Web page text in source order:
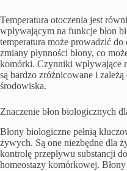
Temperatura otoczenia jest
wpływającym na funkcje błon
temperatura może prowadzić do
zmiany płynności błony, co
komórki. Czynniki wpływające
są bardzo zróżnicowane i
środowiska.
Znaczenie błon biologicznych
Błony biologiczne pełnią
żywych. Są one niezbędne dla
kontrolę przepływu substancji
homeostazy komórkowej.